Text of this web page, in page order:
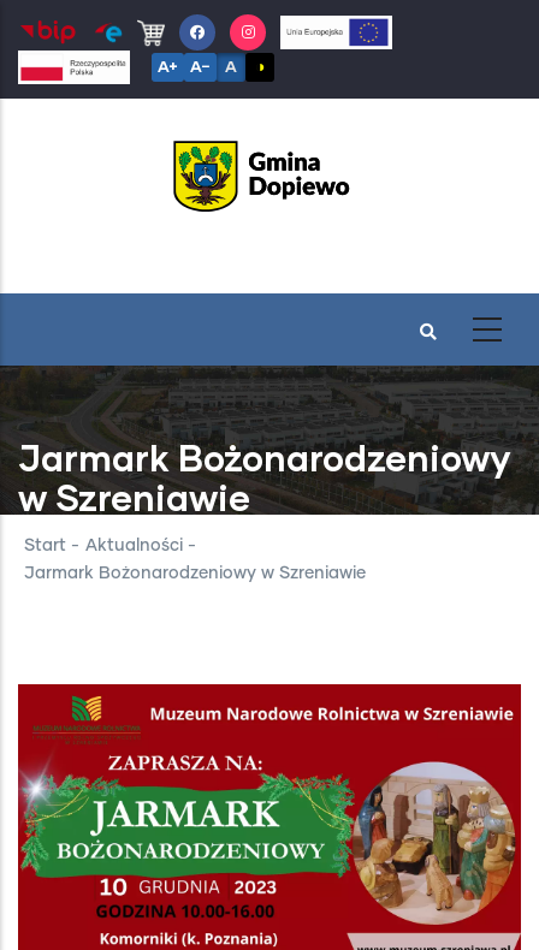
Przejdź
do
treści
A+ A− A ◑
Jarmark Bożonarodzeniowy
w Szreniawie
Start - Aktualności -
Jarmark Bożonarodzeniowy w Szreniawie